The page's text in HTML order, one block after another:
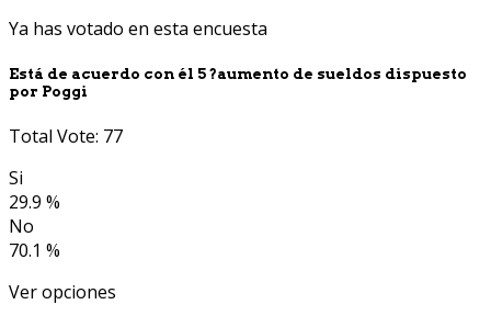
Ya has votado en esta encuesta
Está de acuerdo con él 5 ?aumento de sueldos dispuesto
por Poggi
Total Vote: 77
Si
29.9 %
No
70.1 %
Ver opciones